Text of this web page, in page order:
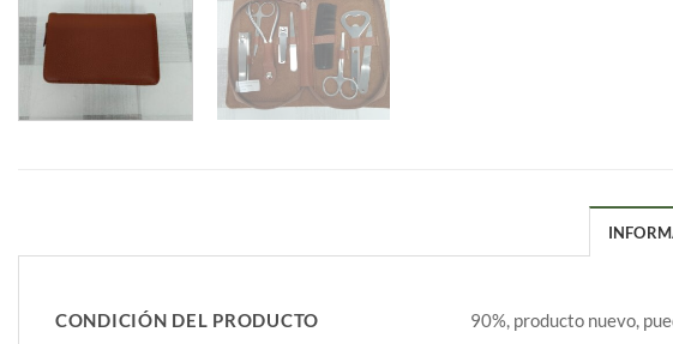
CONDICIÓN DEL PRODUCTO 90%, producto nuevo,